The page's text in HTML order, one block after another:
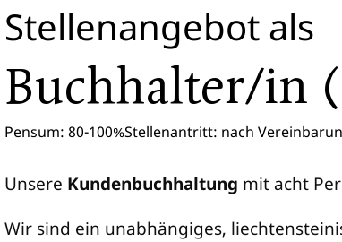
Stellenangebot als
Buchhalter/in
Pensum: 80-100%Stellenantritt: nach
Unsere Kundenbuchhaltung mit acht
Wir sind ein unabhängiges,